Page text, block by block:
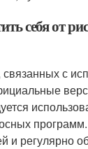
себя от
с
и регулярно